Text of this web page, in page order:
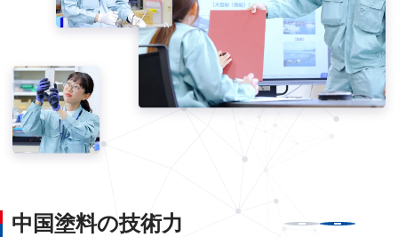
中国塗料の技術力